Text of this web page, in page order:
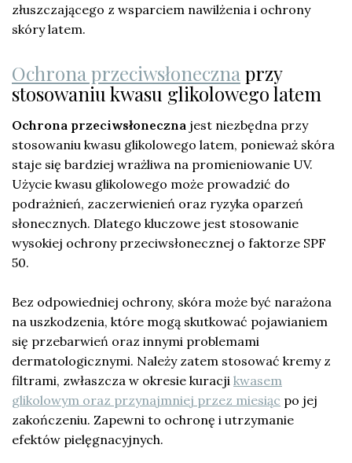
złuszczającego z wsparciem nawilżenia i ochrony
skóry latem.
Ochrona przeciwsłoneczna przy
stosowaniu kwasu glikolowego latem
Ochrona przeciwsłoneczna jest niezbędna przy
stosowaniu kwasu glikolowego latem, ponieważ skóra
staje się bardziej wrażliwa na promieniowanie UV.
Użycie kwasu glikolowego może prowadzić do
podrażnień, zaczerwienień oraz ryzyka oparzeń
słonecznych. Dlatego kluczowe jest stosowanie
wysokiej ochrony przeciwsłonecznej o faktorze SPF
50.
Bez odpowiedniej ochrony, skóra może być narażona
na uszkodzenia, które mogą skutkować pojawianiem
się przebarwień oraz innymi problemami
dermatologicznymi. Należy zatem stosować kremy z
filtrami, zwłaszcza w okresie kuracji kwasem
glikolowym oraz przynajmniej przez miesiąc po jej
zakończeniu. Zapewni to ochronę i utrzymanie
efektów pielęgnacyjnych.